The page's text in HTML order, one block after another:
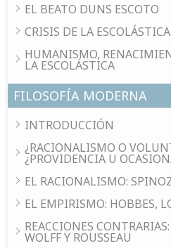
EL BEATO DUNS ESCOTO
CRISIS DE LA
HUMANISMO,
LA ESCOLÁSTICA
FILOSOFÍA MODERNA
INTRODUCCIÓN
¿RACIONALISMO O
¿PROVIDENCIA U
EL RACIONALISMO:
EL EMPIRISMO: HOBBES,
REACCIONES
WOLFF Y ROUSSEAU